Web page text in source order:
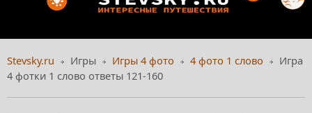
Stevsky.ru Игры Игры 4 фото 4 фото 1 слово
Игра
4 фотки 1 слово ответы 121-160